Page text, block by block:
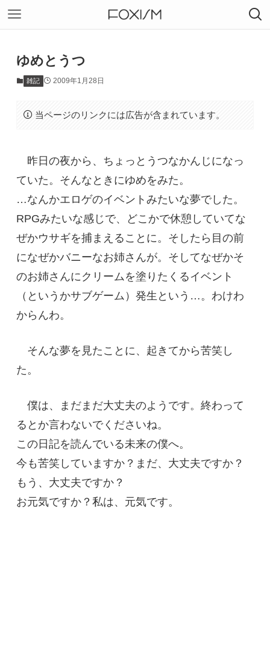
ゆめとうつ
雑記 2009年1月28日
当ページのリンクには広告が含まれています。
昨日の夜から、ちょっとうつなかんじになっ
ていた。そんなときにゆめをみた。
…なんかエロゲのイベントみたいな夢でした。
RPGみたいな感じで、どこかで休憩していてな
ぜかウサギを捕まえることに。そしたら目の前
になぜかバニーなお姉さんが。そしてなぜかそ
のお姉さんにクリームを塗りたくるイベント
（というかサブゲーム）発生という…。わけわ
からんわ。
そんな夢を見たことに、起きてから苦笑し
た。
僕は、まだまだ大丈夫のようです。終わって
るとか言わないでくださいね。
この日記を読んでいる未来の僕へ。
今も苦笑していますか？まだ、大丈夫ですか？
もう、大丈夫ですか？
お元気ですか？私は、元気です。